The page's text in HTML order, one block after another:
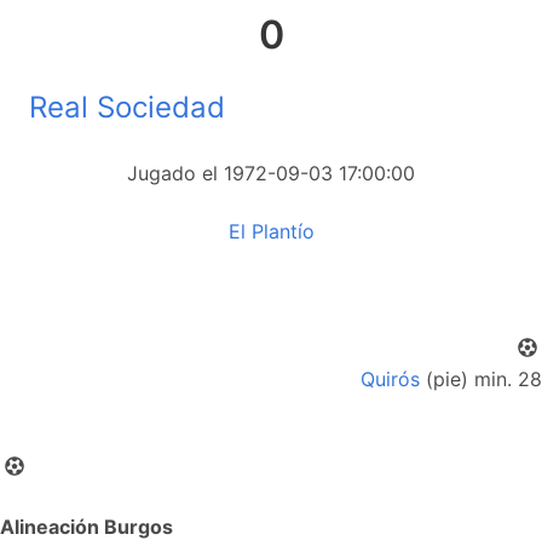
0
Real Sociedad
Jugado el 1972-09-03 17:00:00
El Plantío
Quirós (pie) min. 28
Alineación Burgos